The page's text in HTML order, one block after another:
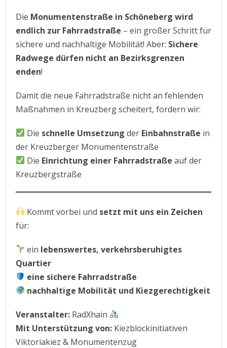
Die Monumentenstraße in Schöneberg wird
endlich zur Fahrradstraße – ein großer Schritt für
sichere und nachhaltige Mobilität! Aber: Sichere
Radwege dürfen nicht an Bezirksgrenzen
enden!
Damit die neue Fahrradstraße nicht an fehlenden
Maßnahmen in Kreuzberg scheitert, fordern wir:
Die schnelle Umsetzung der Einbahnstraße in
der Kreuzberger Monumentenstraße
Die Einrichtung einer Fahrradstraße auf der
Kreuzbergstraße
Kommt vorbei und setzt mit uns ein Zeichen
für:
ein lebenswertes, verkehrsberuhigtes
Quartier
eine sichere Fahrradstraße
nachhaltige Mobilität und Kiezgerechtigkeit
Veranstalter: RadXhain
Mit Unterstützung von: Kiezblockinitiativen
Viktoriakiez & Monumentenzug